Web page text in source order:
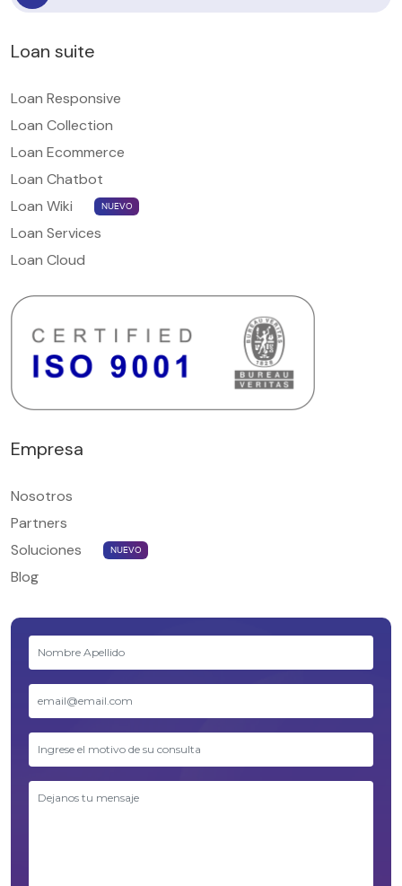
Loan suite
Loan Responsive
Loan Collection
Loan Ecommerce
Loan Chatbot
Loan Wiki
NUEVO
Loan Services
Loan Cloud
Empresa
Nosotros
Partners
Soluciones
NUEVO
Blog